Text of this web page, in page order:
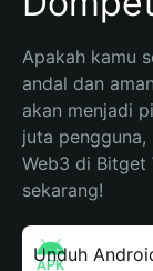
Apakah kamu
andal dan
akan menjadi
juta
Web3 di Bitget
sekarang!
Unduh